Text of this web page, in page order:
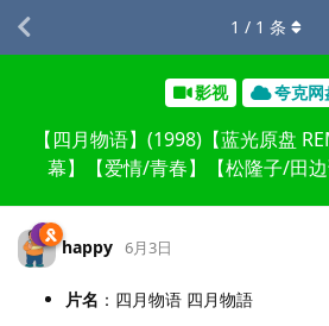
影视 夸克网
【四月物语】(1998)【蓝光原盘
幕】【爱情/青春】【松隆子/田边
1 / 1 条
happy 6月3日
片名 ：四月物语 四月物語